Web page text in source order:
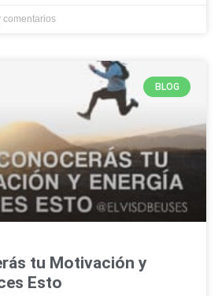
comentarios
BLOG
tu Motivación y
Esto